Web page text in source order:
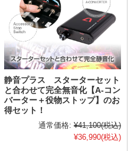
静音プラス スターターセット
と合わせて完全無音化【A-コン
バーター＋役物ストップ】のお
得セット！
通常価格: ¥41,100(税込)
¥36,990(税込)